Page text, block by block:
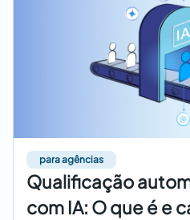
para agências
Qualificação
com IA: O que é e